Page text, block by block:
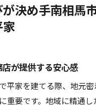
決め手南相馬
が提供する安心感
平家を建てる際、地元
重要です。地域に精通し